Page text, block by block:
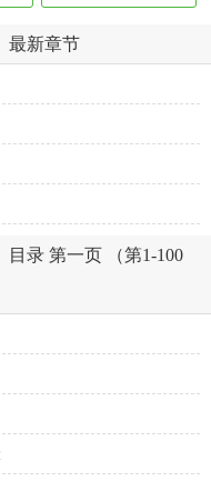
最新章节
目录 第一页 （第1-100